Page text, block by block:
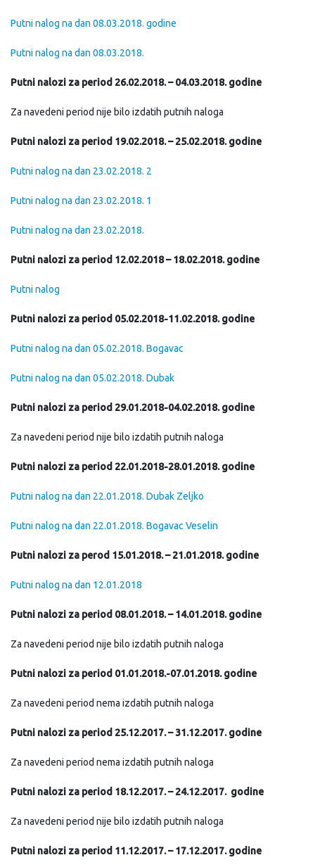
Putni nalog na dan 08.03.2018. godine
Putni nalog na dan 08.03.2018.
Putni nalozi za period 26.02.2018. – 04.03.2018. godine
Za navedeni period nije bilo izdatih putnih naloga
Putni nalozi za period 19.02.2018. – 25.02.2018. godine
Putni nalog na dan 23.02.2018. 2
Putni nalog na dan 23.02.2018. 1
Putni nalog na dan 23.02.2018.
Putni nalozi za period 12.02.2018 – 18.02.2018. godine
Putni nalog
Putni nalozi za period 05.02.2018-11.02.2018. godine
Putni nalog na dan 05.02.2018. Bogavac
Putni nalog na dan 05.02.2018. Dubak
Putni nalozi za period 29.01.2018-04.02.2018. godine
Za navedeni period nije bilo izdatih putnih naloga
Putni nalozi za period 22.01.2018-28.01.2018. godine
Putni nalog na dan 22.01.2018. Dubak Zeljko
Putni nalog na dan 22.01.2018. Bogavac Veselin
Putni nalozi za perod 15.01.2018. – 21.01.2018. godine
Putni nalog na dan 12.01.2018
Putni nalozi za period 08.01.2018. – 14.01.2018. godine
Za navedeni period nije bilo izdatih putnih naloga
Putni nalozi za period 01.01.2018.-07.01.2018. godine
Za navedeni period nema izdatih putnih naloga
Putni nalozi za period 25.12.2017. – 31.12.2017. godine
Za navedeni period nema izdatih putnih naloga
Putni nalozi za period 18.12.2017. – 24.12.2017. godine
Za navedeni period nije bilo izdatih putnih naloga
Putni nalozi za period 11.12.2017. – 17.12.2017. godine